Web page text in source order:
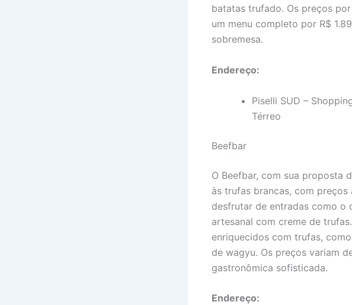
batatas trufado. Os preços
um menu completo por R$
sobremesa.
Endereço:
Piselli SUD –
Térreo
Beefbar
O Beefbar, com sua proposta
às trufas brancas, com
desfrutar de entradas como o
artesanal com creme de
enriquecidos com trufas,
de wagyu. Os preços variam
gastronômica sofisticada.
Endereço: